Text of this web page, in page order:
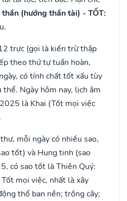
thần (hướng thần tài) - TỐT:
trực (gọi là kiến trừ thập
theo thứ tự tuần hoàn,
có tính chất tốt xấu tùy
Ngày hôm nay, lịch âm
là Khai (Tốt mọi việc
mỗi ngày có nhiều sao,
tốt) và Hung tinh (sao
có sao tốt là Thiên Quý:
mọi việc, nhất là xây
thổ ban nền; trồng cây;